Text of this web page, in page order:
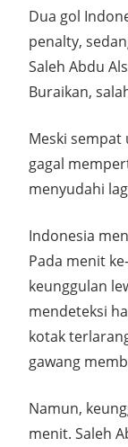
Dua gol
penalty,
Saleh Abdu
Buraikan,
Meski sempat
gagal
menyudahi
Indonesia
Pada menit
keunggulan
mendeteksi
kotak
gawang
Namun,
menit. Saleh